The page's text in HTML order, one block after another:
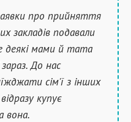
про прийняття
закладів подавали
деякі мами й тата
До нас
сім'ї з інших
купує
вона.